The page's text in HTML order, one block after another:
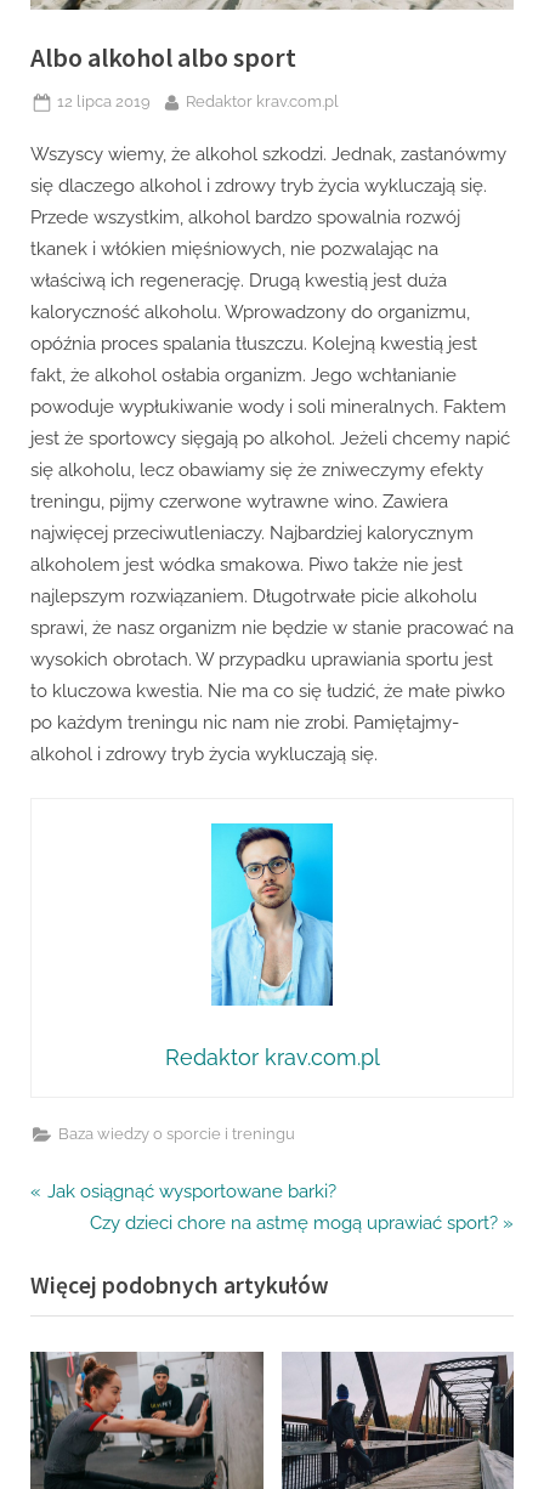
Albo alkohol albo sport
Posted
12 lipca 2019 By
Redaktor krav.com.pl
Wszyscy wiemy, że alkohol szkodzi. Jednak, zastanówmy
się dlaczego alkohol i zdrowy tryb życia wykluczają się.
Przede wszystkim, alkohol bardzo spowalnia rozwój
tkanek i włókien mięśniowych, nie pozwalając na
właściwą ich regenerację. Drugą kwestią jest duża
kaloryczność alkoholu. Wprowadzony do organizmu,
opóźnia proces spalania tłuszczu. Kolejną kwestią jest
fakt, że alkohol osłabia organizm. Jego wchłanianie
powoduje wypłukiwanie wody i soli mineralnych. Faktem
jest że sportowcy sięgają po alkohol. Jeżeli chcemy napić
się alkoholu, lecz obawiamy się że zniweczymy efekty
treningu, pijmy czerwone wytrawne wino. Zawiera
najwięcej przeciwutleniaczy. Najbardziej kalorycznym
alkoholem jest wódka smakowa. Piwo także nie jest
najlepszym rozwiązaniem. Długotrwałe picie alkoholu
sprawi, że nasz organizm nie będzie w stanie pracować na
wysokich obrotach. W przypadku uprawiania sportu jest
to kluczowa kwestia. Nie ma co się łudzić, że małe piwko
po każdym treningu nic nam nie zrobi. Pamiętajmy-
alkohol i zdrowy tryb życia wykluczają się.
Redaktor krav.com.pl
Baza wiedzy o sporcie i treningu
Nawigacja
P
v
i
o
u
s
P
o
Jak osiągnąć wysportowane barki?
N
x
t
P
o
s
:
Czy dzieci chore na astmę mogą uprawiać sport?
Więcej podobnych artykułów